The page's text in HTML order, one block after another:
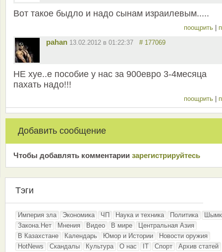
Вот такое быдло и надо сынам израилевым.....
поощрить
pahan 13.02.2012 в 01:22:37 # 177069
НЕ хуе..е пособие у нас за 900евро 3-4месяца
пахать надо!!!
поощрить
Добавить сообщение
Чтобы добавлять комментарии зарeгиcтрирyйтeсь
Тэги
Империя зла Экономика ЧП Наука и техника Политика
Закона.Нет
Мнения Видео В мире
Центральная Азия
В Казахстане
Календарь Юмор и Истории
Новости оружия
HotNews
Скандалы Культура О нас IT Спорт
Архив статей